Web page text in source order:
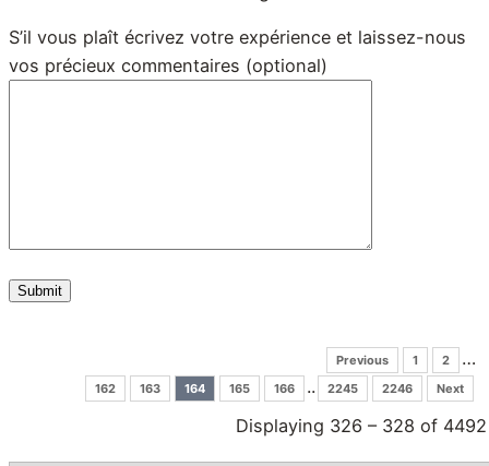
S’il vous plaît écrivez votre expérience et laissez-nous
vos précieux commentaires (optional)
Previous 1 2 …
162 163 164 165 166 .. 2245 2246 Next
Displaying 326 – 328 of 4492